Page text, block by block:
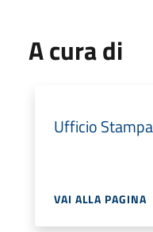
A cura di
Ufficio Stampa
VAI ALLA PAGINA